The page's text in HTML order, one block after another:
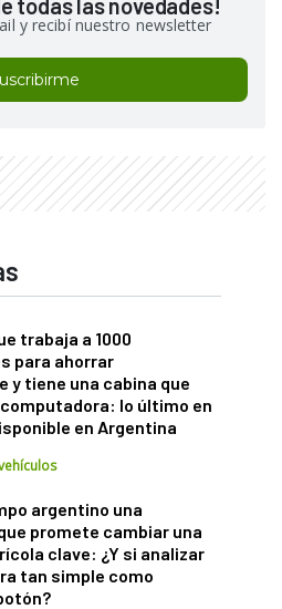
todas las novedades!
y recibí nuestro newsletter
trabaja a 1000
para ahorrar
y tiene una cabina que
lo último en
en Argentina
argentino una
promete cambiar una
clave: ¿Y si analizar
tan simple como